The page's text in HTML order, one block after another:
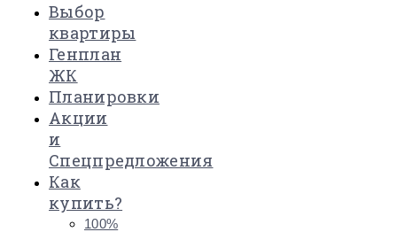
Выбор
квартиры
Генплан
ЖК
Планировки
Акции
и
Спецпредложения
Как
купить?
100%